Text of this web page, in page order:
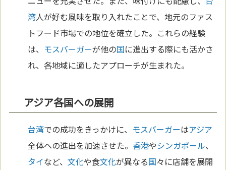
湾人が好む風味を取り入れたことで、地元のファス
トフード市場での地位を確立した。これらの経験
は、 モスバーガーが他の国に進出する際にも活かさ
れ、各地域に適したアプローチが生まれた。
アジア各国への展開
台湾での成功をきっかけに、 モスバーガーはアジア
全体への進出を加速させた。 香港やシンガポール、
タイなど、文化や食文化が異なる国々に店舗を展開